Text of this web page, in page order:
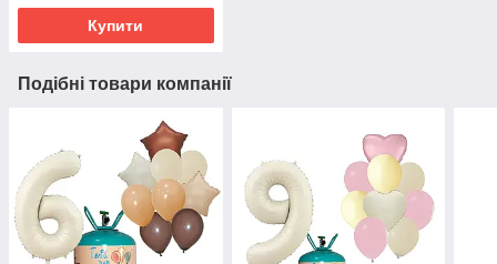
Купити
Подібні товари компанії